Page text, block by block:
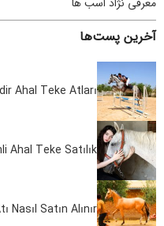
آخرین پست‌ها
Ahal Teke Atları
Ahal Teke Satılık
Nasıl Satın Alınır?